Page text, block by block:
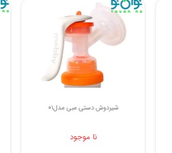
شیردوش دستی مدل سرنگی دامو
نا موجود